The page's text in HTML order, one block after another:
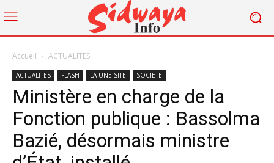
Accueil ACTUALITES
ACTUALITES FLASH LA UNE SITE SOCIETE
Ministère en charge de la
Fonction publique : Bassolma
Bazié, désormais ministre